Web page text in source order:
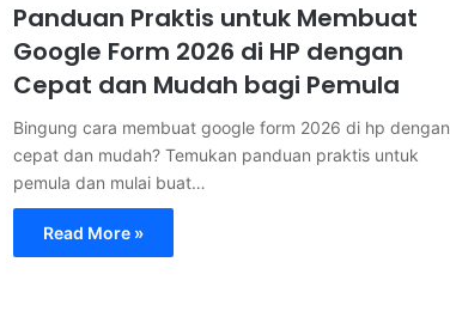
Panduan Praktis untuk Membuat
Google Form 2026 di HP dengan
Cepat dan Mudah bagi Pemula
Bingung cara membuat google form 2026 di hp dengan
cepat dan mudah? Temukan panduan praktis untuk
pemula dan mulai buat…
Read More »